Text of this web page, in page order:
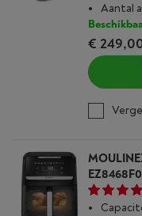
Aantal
€
EZ8468F0